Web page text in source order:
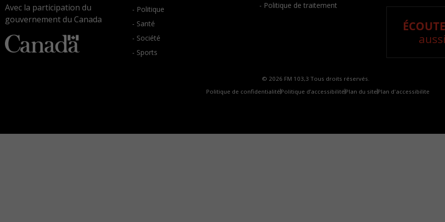
Avec la participation du
gouvernement du Canada
- Politique
- Santé
- Société
- Sports
- Politique de traitement
© 2026 FM 103,3 Tous droits réservés.
Politique de confidentialité Politique d’accessibilité Plan du site Plan d'accessibilite